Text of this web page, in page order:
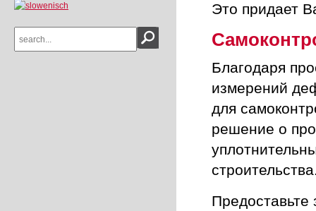
Это придает
Благодаря
измерений
для
решение о
Предоставьте